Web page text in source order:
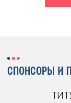
СПОНСОРЫ И